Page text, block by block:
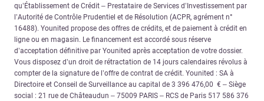
qu’Établissement de Crédit – Prestataire de Services d’Investissement par
l’Autorité de Contrôle Prudentiel et de Résolution (ACPR, agrément n°
16488). Younited propose des offres de crédits, et de paiement à crédit en
ligne ou en magasin. Le financement est accordé sous réserve
d’acceptation définitive par Younited après acceptation de votre dossier.
Vous disposez d’un droit de rétractation de 14 jours calendaires révolus à
compter de la signature de l’offre de contrat de crédit. Younited : SA à
Directoire et Conseil de Surveillance au capital de 3 396 476,00 € – Siège
social : 21 rue de Châteaudun – 75009 PARIS – RCS de Paris 517 586 376